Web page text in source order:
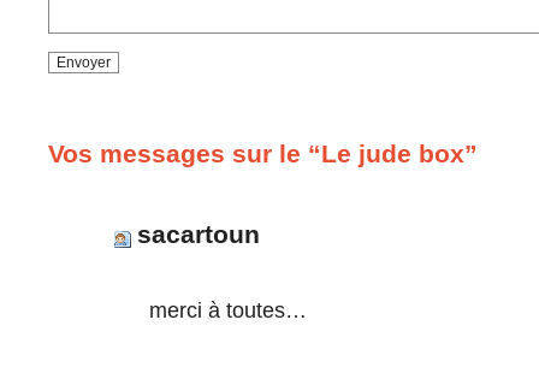
Vos messages sur le “Le jude box”
sacartoun
merci à toutes…